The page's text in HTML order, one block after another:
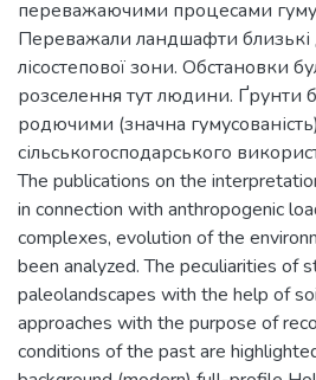
переважаючими процесами
Переважали ландшафти близькі
лісостепової зони. Обстановки
розселення тут людини. Ґрунти
родючими (значна
сільськогосподарського
The publications on the
in connection with anthropogenic
complexes, evolution of the
been analyzed. The peculiarities of
paleolandscapes with the help of
approaches with the purpose of
conditions of the past are